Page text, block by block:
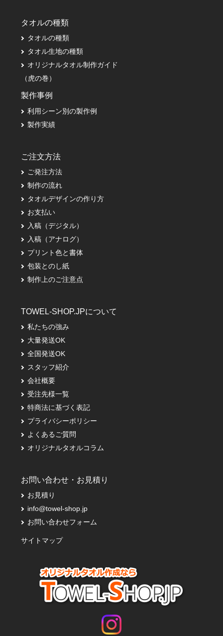
タオルの種類
タオルの種類
タオル生地の種類
オリジナルタオル制作ガイド
（虎の巻）
製作事例
利用シーン別の製作例
製作実績
ご注文方法
ご発注方法
制作の流れ
タオルデザインの作り方
お支払い
入稿（デジタル）
入稿（アナログ）
プリント色と書体
包装とのし紙
制作上のご注意点
TOWEL-SHOP.JPについて
私たちの強み
大量発送OK
全国発送OK
スタッフ紹介
会社概要
受注先様一覧
特商法に基づく表記
プライバシーポリシー
よくあるご質問
オリジナルタオルコラム
お問い合わせ・お見積り
お見積り
info@towel-shop.jp
お問い合わせフォーム
サイトマップ